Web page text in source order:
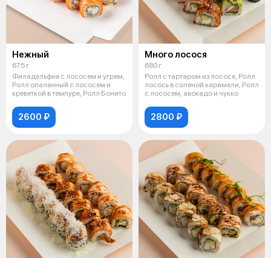
Нежный
675 г
Филадельфия с лососем и угрем,
Ролл опаленный с лососем и
креветкой в темпуре, Ролл Бонито
2600 ₽
Много лосося
680 г
Ролл с тартаром из лосося, Ролл
лосось в соленой карамели, Ролл
с лососем, авокадо и чукко
2800 ₽